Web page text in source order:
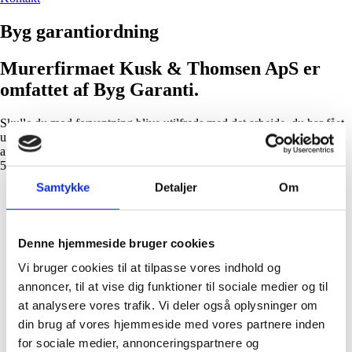
Samtykke Detaljer Om
Denne hjemmeside bruger cookies
Vi bruger cookies til at tilpasse vores indhold og
annoncer, til at vise dig funktioner til sociale medier og til
at analysere vores trafik. Vi deler også oplysninger om
din brug af vores hjemmeside med vores partnere inden
for sociale medier, annonceringspartnere og
Byg garantiordning
Murerfirmaet Kusk & Thomsen ApS er
omfattet af Byg Garanti.
Skulle du mod forventning blive utilfreds med det arbejde, du har fået
udført, bliver du glad for at have valgt en håndværker, som er medlem
af Dansk Byggeri. Så er arbejdet nemlig dækket af Byg Garanti i hele
5 år efter arbejdets afslutning – for helt op til 100.000 kr. inkl. moms.